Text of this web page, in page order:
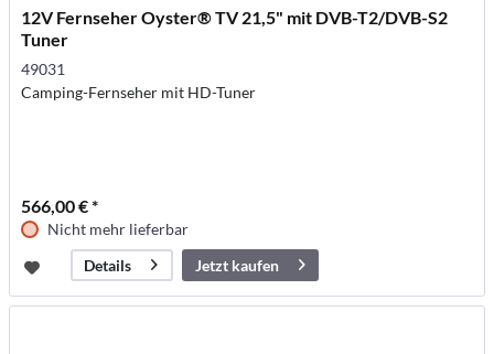
12V Fernseher Oyster® TV 21,5" mit DVB-T2/DVB-S2
Tuner
49031
Camping-Fernseher mit HD-Tuner
566,00 € *
Nicht mehr lieferbar
Details
Jetzt kaufen